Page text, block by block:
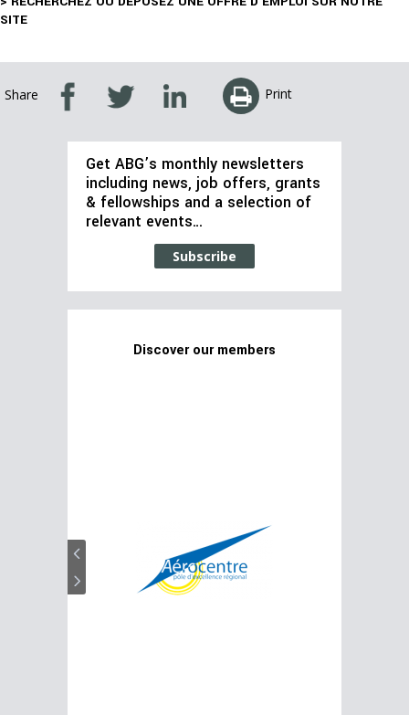
SITE
Share Print
Get ABG’s monthly newsletters
including news, job offers, grants
& fellowships and a selection of
relevant events…
Subscribe
Discover our members